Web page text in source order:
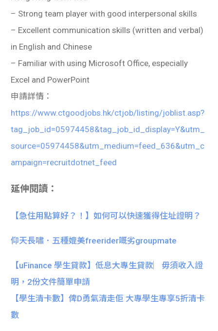
– Strong team player with good interpersonal skills
– Excellent communication skills (written and verbal)
in English and Chinese
– Familiar with using Microsoft Office, especially
Excel and PowerPoint
申請詳情：
https://www.ctgoodjobs.hk/ctjob/listing/joblist.asp?
tag_job_id=05974458&tag_job_id_display=Y&utm_
source=05974458&utm_medium=feed_636&utm_c
ampaign=recruitdotnet_feed
延伸閱讀：
【急住用點算好？！】如何可以快速獲得住址證明？
仰天長嘯．五種媲美freerider嘅劣groupmate
【uFinance 學生貸款】低息大專生貸款︳毋須收入證
明，2份文件簡單申請
【學生清卡數】俾D勇氣清走佢 大專學生專享5折清卡
數